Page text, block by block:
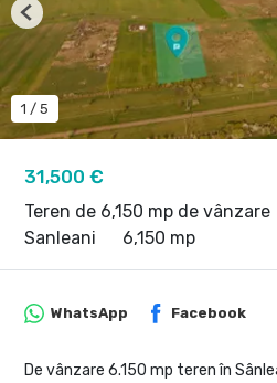
31,500 €
Teren de 6,150 mp de vânzare
Sanleani
6,150 mp
1 / 5
Previous
WhatsApp Facebook
De vânzare 6.150 mp teren în